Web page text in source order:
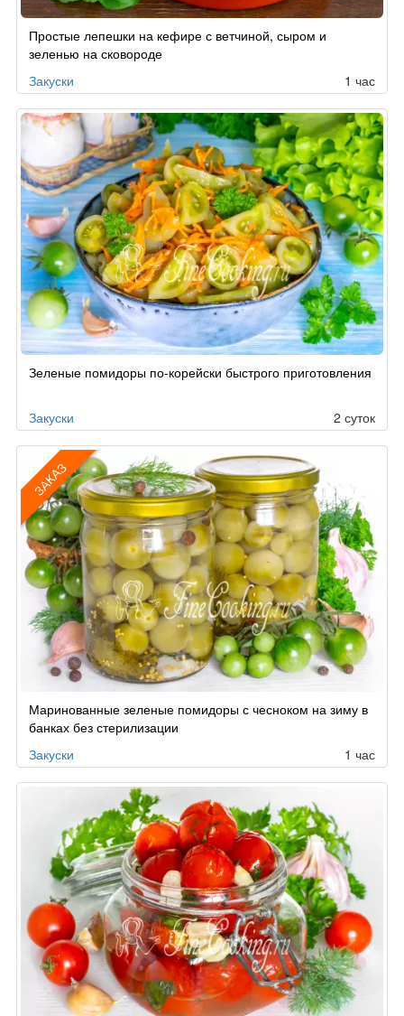
Простые лепешки на кефире с ветчиной, сыром и
зеленью на сковороде
Закуски
1 час
Зеленые помидоры по-корейски быстрого приготовления
Закуски 2 суток
ЗАКАЗ
по
заказу
Маринованные зеленые помидоры с чесноком на зиму в
банках без стерилизации
Закуски
1 час